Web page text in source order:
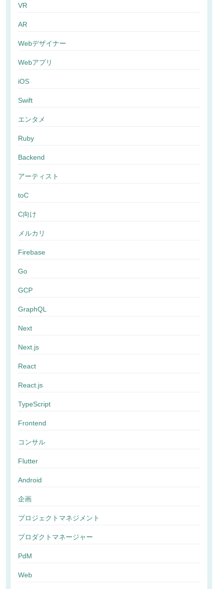
VR
AR
Webデザイナー
Webアプリ
iOS
Swift
エンタメ
Ruby
Backend
アーティスト
toC
C向け
メルカリ
Firebase
Go
GCP
GraphQL
Next
Next.js
React
React.js
TypeScript
Frontend
コンサル
Flutter
Android
企画
プロジェクトマネジメント
プロダクトマネージャー
PdM
Web